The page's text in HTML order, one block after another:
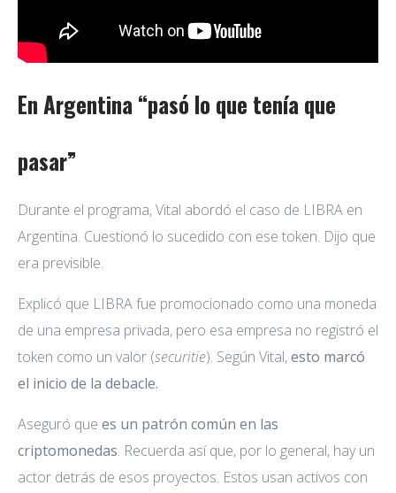
En Argentina “pasó lo que tenía que
pasar”
Durante el programa, Vital abordó el caso de LIBRA en
Argentina. Cuestionó lo sucedido con ese token. Dijo que
era previsible.
Explicó que LIBRA fue promocionado como una moneda
de una empresa privada, pero esa empresa no registró el
token como un valor (securitie). Según Vital,esto marcó
el inicio de la debacle.
Aseguró que es un patrón común en las
criptomonedas. Recuerda así que, por lo general, hay un
actor detrás de esos proyectos. Estos usan activos con